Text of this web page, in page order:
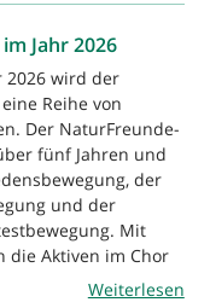
Jahr 2026
2026 wird der
Reihe von
Der NaturFreunde-
fünf Jahren und
der
und der
Mit
die Aktiven im Chor
Weiterlesen